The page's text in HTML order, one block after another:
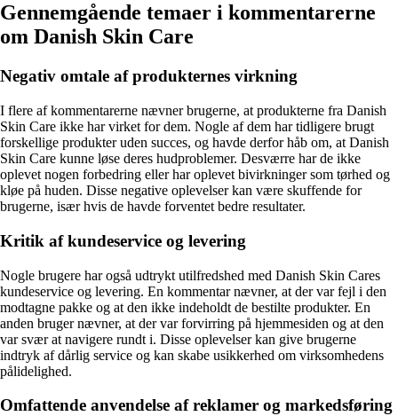
Gennemgående temaer i kommentarerne
om Danish Skin Care
Negativ omtale af produkternes virkning
I flere af kommentarerne nævner brugerne, at produkterne fra Danish
Skin Care ikke har virket for dem. Nogle af dem har tidligere brugt
forskellige produkter uden succes, og havde derfor håb om, at Danish
Skin Care kunne løse deres hudproblemer. Desværre har de ikke
oplevet nogen forbedring eller har oplevet bivirkninger som tørhed og
kløe på huden. Disse negative oplevelser kan være skuffende for
brugerne, især hvis de havde forventet bedre resultater.
Kritik af kundeservice og levering
Nogle brugere har også udtrykt utilfredshed med Danish Skin Cares
kundeservice og levering. En kommentar nævner, at der var fejl i den
modtagne pakke og at den ikke indeholdt de bestilte produkter. En
anden bruger nævner, at der var forvirring på hjemmesiden og at den
var svær at navigere rundt i. Disse oplevelser kan give brugerne
indtryk af dårlig service og kan skabe usikkerhed om virksomhedens
pålidelighed.
Omfattende anvendelse af reklamer og markedsføring